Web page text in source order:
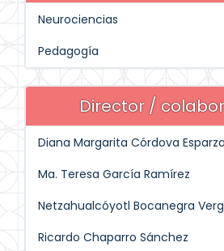
Neurociencias
Pedagogía
Director /
Diana Margarita Córdova Esparza
Ma. Teresa García Ramírez
Netzahualcóyotl Bocanegra
Ricardo Chaparro Sánchez